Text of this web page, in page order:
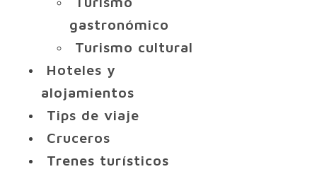
gastronómico
Turismo cultural
Hoteles y
alojamientos
Tips de viaje
Cruceros
Trenes turísticos